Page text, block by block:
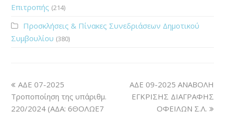
Επιτροπής (214)
Προσκλήσεις & Πίνακες Συνεδριάσεων Δημοτικού
Συμβουλίου (380)
ΑΔΕ 07-2025
Τροποποίηση της υπ΄αριθμ.
220/2024 (ΑΔΑ: 6ΘΟΛΩΕ7
ΑΔΕ 09-2025 ΑΝΑΒΟΛΗ
ΕΓΚΡΙΣΗΣ ΔΙΑΓΡΑΦΗΣ
ΟΦΕΙΛΩΝ Σ.Λ.